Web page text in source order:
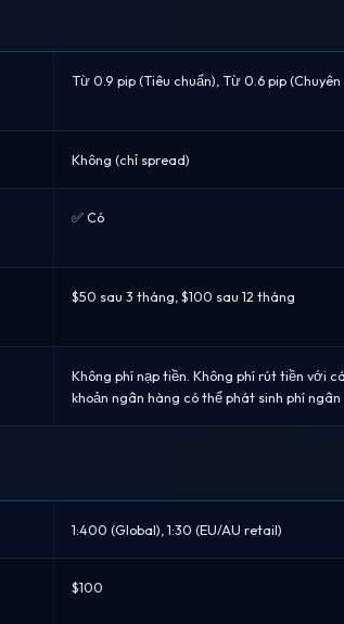
Từ 0.9 pip (Tiêu chuẩn), Từ 0.6 pip (Chuyên
Không (chỉ spread)
✅ Có
$50 sau 3 tháng, $100 sau 12 tháng
Không phí nạp tiền. Không phí rút tiền với
khoản ngân hàng có thể phát sinh phí
1:400 (Global), 1:30 (EU/AU retail)
$100